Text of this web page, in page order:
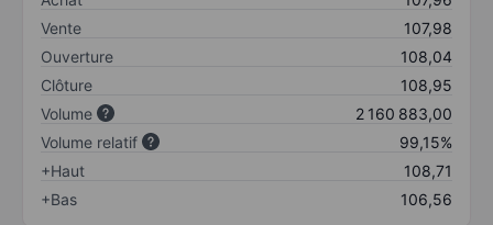
Vente
107,98
Ouverture
108,04
Clôture
108,95
Volume
2 160 883,00
Volume relatif
99,15%
+Haut
108,71
+Bas
106,56